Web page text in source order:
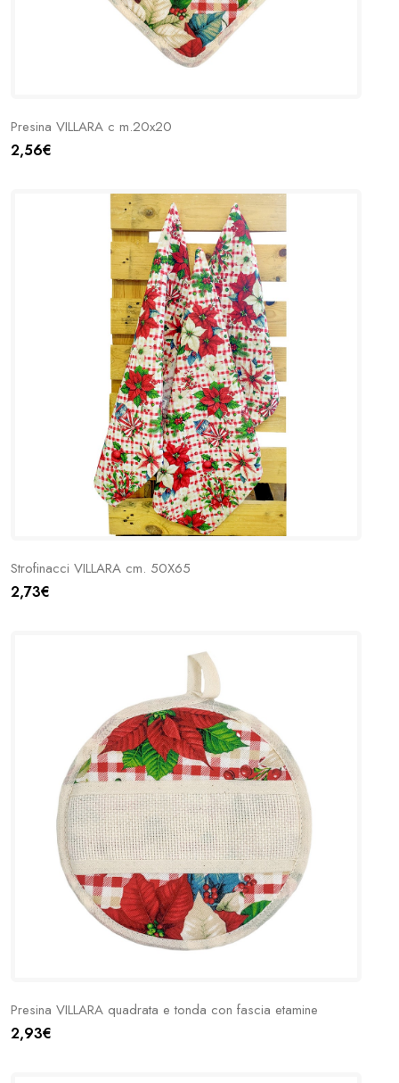
Presina VILLARA c m.20x20
2,56€
Strofinacci VILLARA cm. 50X65
2,73€
Presina VILLARA quadrata e tonda con fascia etamine
2,93€